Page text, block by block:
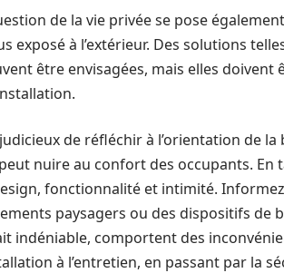
de la vie privée se pose
exposé à l’extérieur. Des solutions
être envisagées, mais elles doivent
de réfléchir à l’orientation de
nuire au confort des occupants. En
fonctionnalité et intimité.
paysagers ou des dispositifs de
indéniable, comportent des
à l’entretien, en passant par la